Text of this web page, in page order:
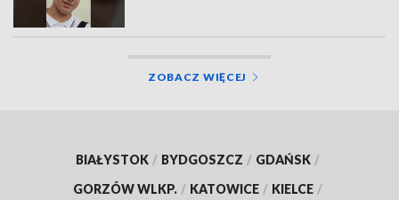
ZOBACZ WIĘCEJ
BIAŁYSTOK / BYDGOSZCZ / GDAŃSK /
GORZÓW WLKP. / KATOWICE / KIELCE /